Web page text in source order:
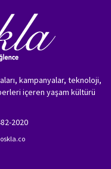
kampanyalar, teknoloji,
içeren yaşam kültürü
2020